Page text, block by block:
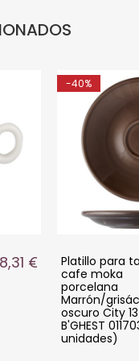
de 14,21 €